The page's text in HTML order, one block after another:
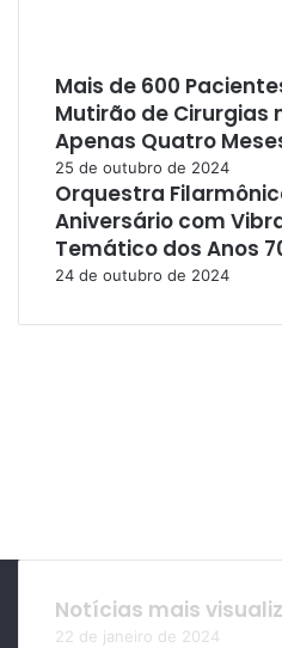
Mais de 600
Mutirão de Cirurgias
Apenas Quatro
25 de outubro de 2024
Orquestra
Aniversário com
Temático dos Anos
24 de outubro de 2024
Notícias mais
22 de janeiro de 2024